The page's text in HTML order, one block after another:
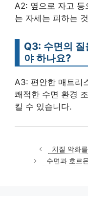
A2: 옆으로 자고
는 자세는 피하는
Q3: 수면의 질
야 하나요?
A3: 편안한 매트리
쾌적한 수면 환경
킬 수 있습니다.
치질 악화
수면과 호르